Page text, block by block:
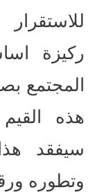
ركيزة
المجتمع
هذه
سيفقد
وتطوره